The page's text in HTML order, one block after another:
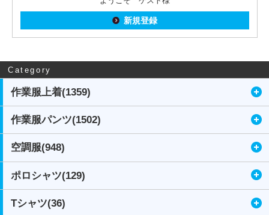
新規登録
Category
作業服上着(1359)
作業服パンツ(1502)
空調服(948)
ポロシャツ(129)
Tシャツ(36)